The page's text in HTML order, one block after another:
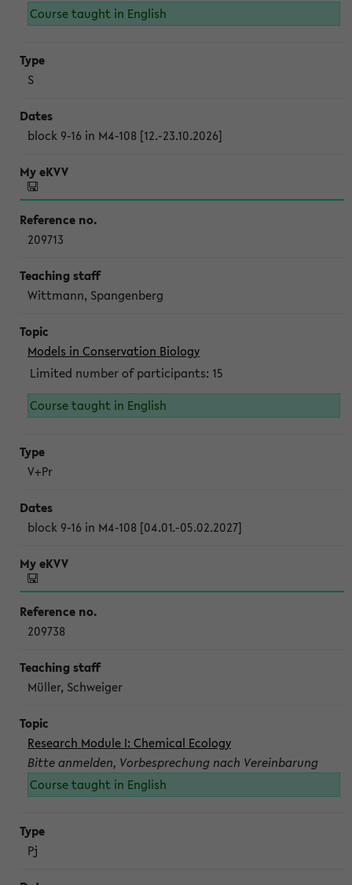
Course taught in English
S
block 9-16 in M4-108 [12.-23.10.2026]
209713
Wittmann, Spangenberg
Models in Conservation Biology
Limited number of participants: 15
Course taught in English
V+Pr
block 9-16 in M4-108 [04.01.-05.02.2027]
209738
Müller, Schweiger
Research Module I: Chemical Ecology
Bitte anmelden, Vorbesprechung nach Vereinbarung
Course taught in English
Pj